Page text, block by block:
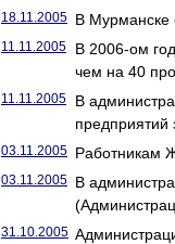
18.11.2005 В Мурманске
11.11.2005
В 2006-ом
чем на 40
11.11.2005
В
предприятий
03.11.2005 Работникам
03.11.2005 В
31.10.2005